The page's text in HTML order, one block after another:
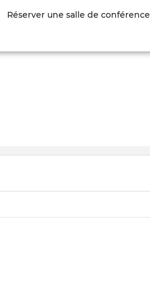
principal
Réserver une salle de conférence